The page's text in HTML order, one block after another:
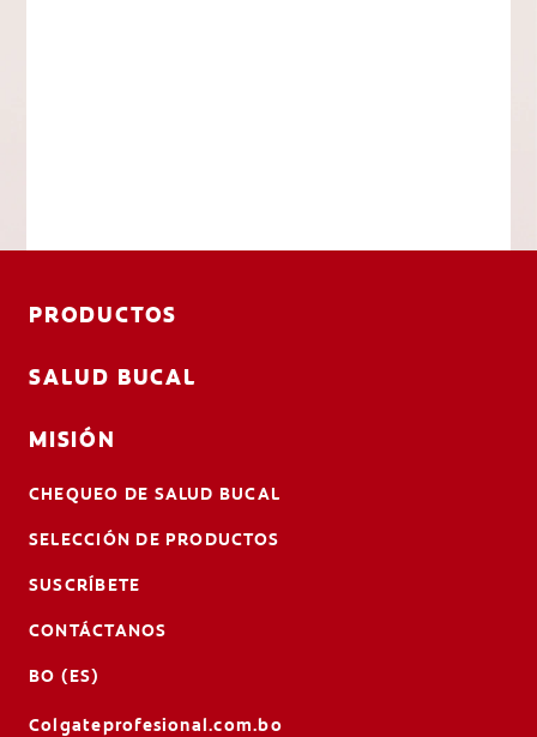
PRODUCTOS
SALUD BUCAL
MISIÓN
CHEQUEO DE SALUD BUCAL
SELECCIÓN DE PRODUCTOS
SUSCRÍBETE
CONTÁCTANOS
BO (ES)
Colgateprofesional.com.bo